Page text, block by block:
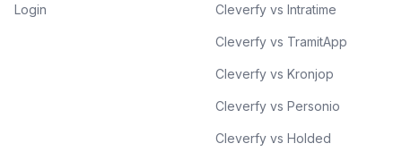
Login Cleverfy vs Intratime
Cleverfy vs TramitApp
Cleverfy vs Kronjop
Cleverfy vs Personio
Cleverfy vs Holded